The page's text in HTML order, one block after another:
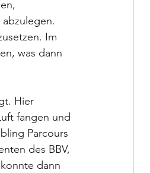
Im
was dann
Hier
fangen und
Parcours
des BBV,
dann